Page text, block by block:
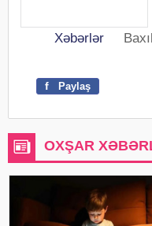
Xəbərlər
f Paylaş
OXŞAR